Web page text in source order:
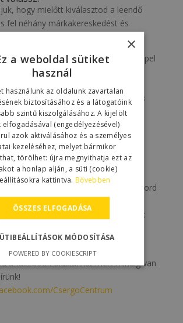
hogy mielőtt kiválasztod a leendő
fel néhány márkakereskedést és
a lehetőségeiddel.
ajánlani is tudunk neked egyet: az Opel
követelménynek megfelel és a
akár alig több mint 4 500
olyan extrákkal, mint a 3
lehetősége, ami szerintünk a
a Combo Life számtalan
és tágas belső térrel is
Opel kereskedésben ki is tudod
javasoljuk neked, mert az Opel, a Ford
márka szakértőjeként pontosan
az autókat és tudjuk, hogy nem sok
ha mégis, szívesen megjavítjuk
a facebook oldalunkat mert mindig van
CsergoCentrum
×
a weboldal sütiket
használ
használunk az oldalunk zavartalan
biztosításához és a látogatóink
szintű kiszolgálásához. A kijelölt
elfogadásával (engedélyezésével)
azok aktiválásához és a személyes
kezeléséhez, melyet bármikor
törölhet: újra megnyithatja ezt az
a honlap alján, a süti (cookie)
kattintva.Bővebben
ÖSSZES ELFOGADÁSA
MÓDOSÍTÁSA
POWERED BY COOKIESCRIPT